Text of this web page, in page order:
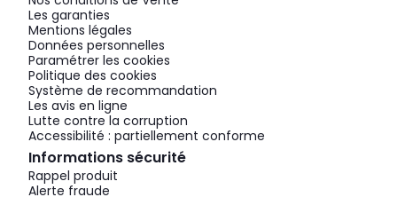
Les garanties
Mentions légales
Données personnelles
Paramétrer les cookies
Politique des cookies
Système de recommandation
Les avis en ligne
Lutte contre la corruption
Accessibilité : partiellement conforme
Informations sécurité
Rappel produit
Alerte fraude